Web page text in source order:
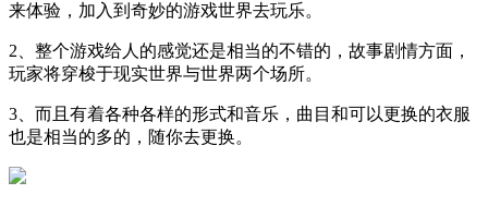
来体验，加入到奇妙的游戏世界去玩乐。
2、整个游戏给人的感觉还是相当的不错的，故事剧情方面，
玩家将穿梭于现实世界与世界两个场所。
3、而且有着各种各样的形式和音乐，曲目和可以更换的衣服
也是相当的多的，随你去更换。